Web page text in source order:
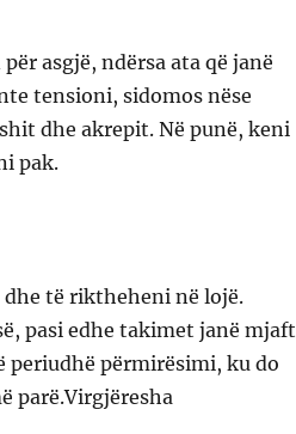
asgjë, ndërsa ata që janë
tensioni, sidomos nëse
dhe akrepit. Në punë, keni
pak.
të riktheheni në lojë.
pasi edhe takimet janë mjaft
periudhë përmirësimi, ku do
parë.Virgjëresha